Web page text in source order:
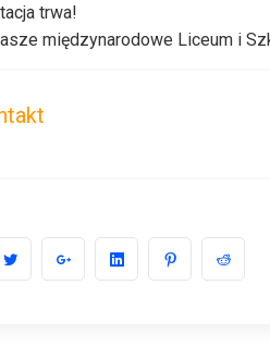
trwa!
międzynarodowe Liceum i